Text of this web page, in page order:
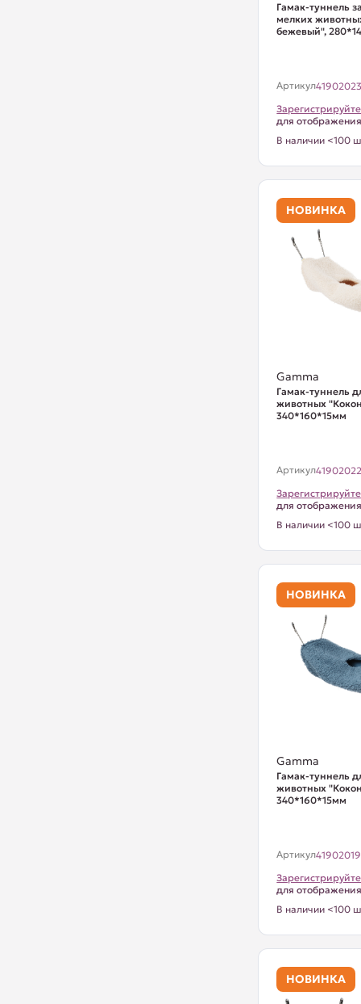
Гамак-туннель
мелких
бежевый",
Артикул
для
В наличии <100
НОВИНКА
Gamma
Гамак-туннель
животных
340*160*15мм
Артикул
для
В наличии <100
НОВИНКА
Gamma
Гамак-туннель
животных
340*160*15мм
Артикул41902019
для
В наличии <100
НОВИНКА